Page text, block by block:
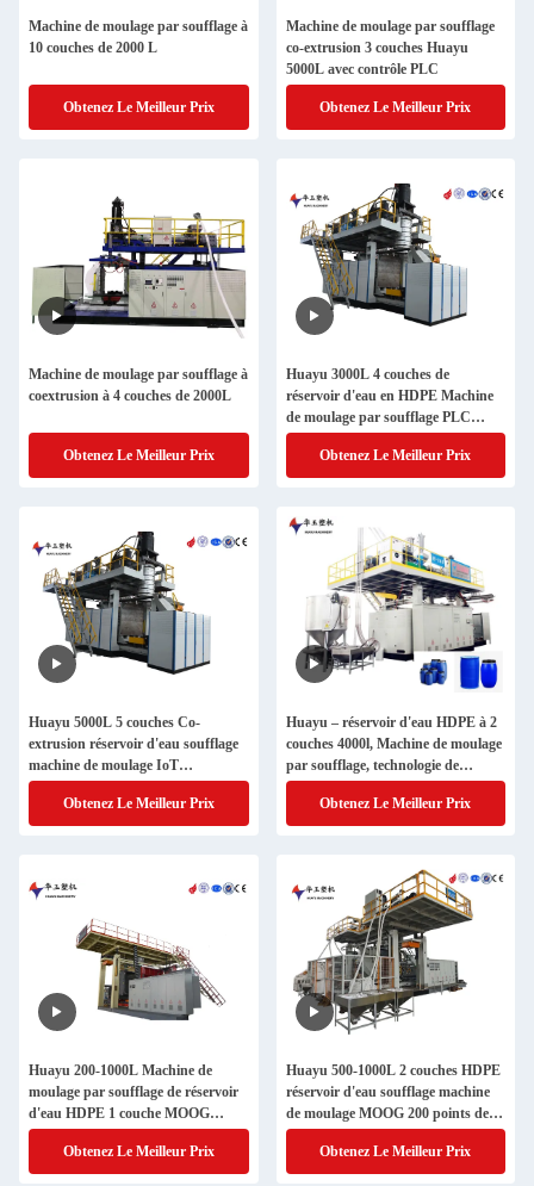
Machine de moulage par soufflage à
10 couches de 2000 L
Obtenez Le Meilleur Prix
Machine de moulage par soufflage
co-extrusion 3 couches Huayu
5000L avec contrôle PLC
Obtenez Le Meilleur Prix
Machine de moulage par soufflage à
coextrusion à 4 couches de 2000L
Obtenez Le Meilleur Prix
Huayu 3000L 4 couches de
réservoir d'eau en HDPE Machine
de moulage par soufflage PLC
contrôle d'écran tactile Production
de conteneurs polyvalents
Obtenez Le Meilleur Prix
Huayu 5000L 5 couches Co-
extrusion réservoir d'eau soufflage
machine de moulage IoT
télécommande de surveillance
Smart Factory
Obtenez Le Meilleur Prix
Huayu – réservoir d'eau HDPE à 2
couches 4000l, Machine de moulage
par soufflage, technologie de
chauffage par Induction,
Production de stockage rentable
Obtenez Le Meilleur Prix
Huayu 200-1000L Machine de
moulage par soufflage de réservoir
d'eau HDPE 1 couche MOOG
Contrôle 200 points Production à
grande vitesse
Obtenez Le Meilleur Prix
Huayu 500-1000L 2 couches HDPE
réservoir d'eau soufflage machine
de moulage MOOG 200 points de
contrôle de Parison pour la
production industrielle
Obtenez Le Meilleur Prix